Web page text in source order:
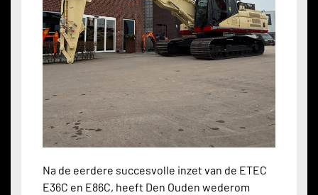
Na de eerdere succesvolle inzet van de ETEC
E36C en E86C, heeft Den Ouden wederom